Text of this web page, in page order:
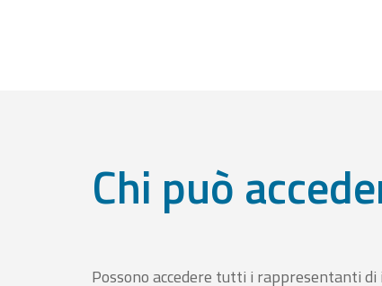
Chi può
Possono accedere tutti i rappresentanti di